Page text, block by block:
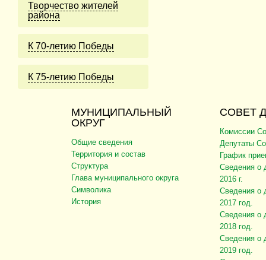
Творчество жителей
района
К 70-летию Победы
К 75-летию Победы
МУНИЦИПАЛЬНЫЙ
ОКРУГ
Общие сведения
Территория и состав
Структура
Глава муниципального округа
Символика
История
СОВЕТ
Комиссии
Депутаты
График
Сведения о
2016 г.
Сведения о
2017 год.
Сведения о
2018 год.
Сведения о
2019 год.